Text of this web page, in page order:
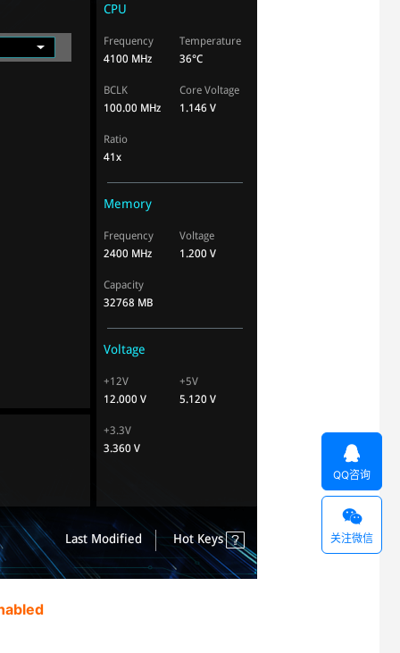

QQ咨询

关注微信